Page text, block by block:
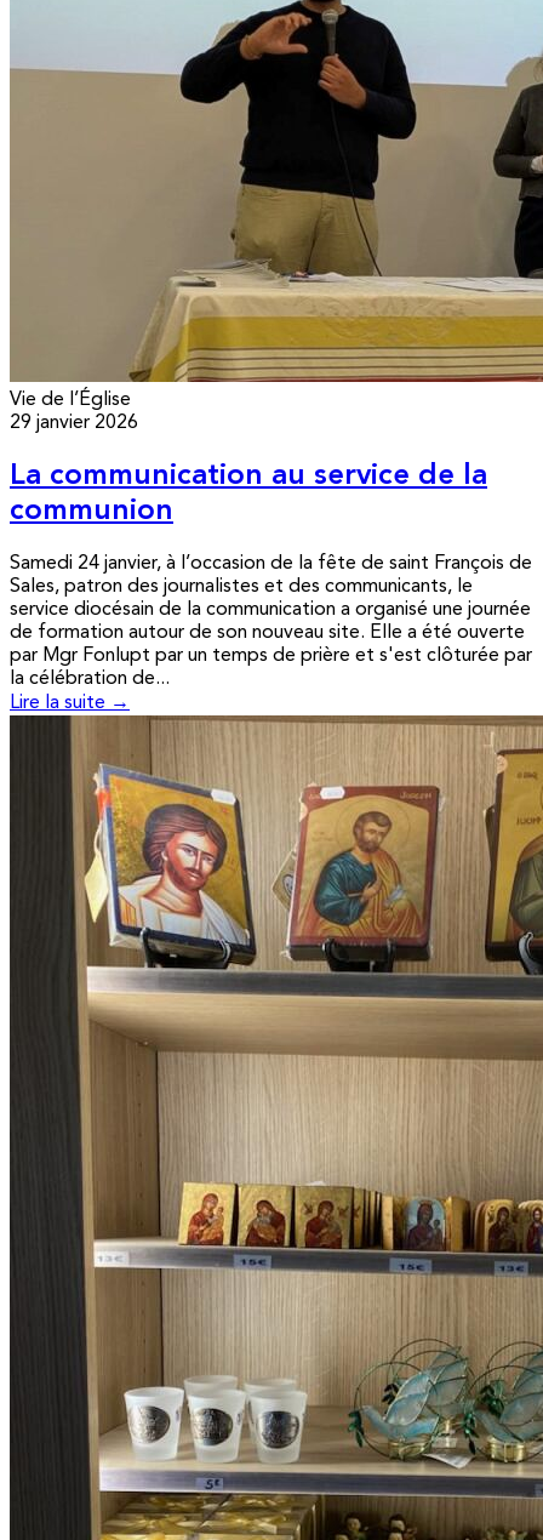
Vie de l’Église
29 janvier 2026
La communication au service de la
communion
Samedi 24 janvier, à l’occasion de la fête de saint François de
Sales, patron des journalistes et des communicants, le
service diocésain de la communication a organisé une journée
de formation autour de son nouveau site. Elle a été ouverte
par Mgr Fonlupt par un temps de prière et s'est clôturée par
la célébration de...
Lire la suite →